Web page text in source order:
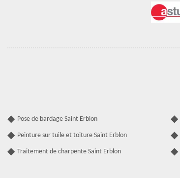
Pose de bardage Saint Erblon
Peinture sur tuile et toiture Saint Erblon
Traitement de charpente Saint Erblon